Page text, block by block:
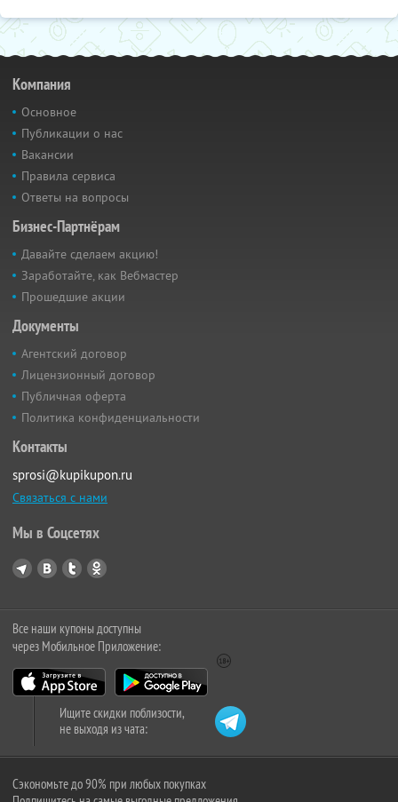
Компания
Основное
Публикации о нас
Вакансии
Правила сервиса
Ответы на вопросы
Бизнес-Партнёрам
Давайте сделаем акцию!
Заработайте, как Вебмастер
Прошедшие акции
Документы
Агентский договор
Лицензионный договор
Публичная оферта
Политика конфиденциальности
Контакты
sprosi@kupikupon.ru
Связаться с нами
Мы в Соцсетях
Все наши купоны доступны
через Мобильное Приложение:
Ищите скидки поблизости,
не выходя из чата:
Сэкономьте до 90% при любых покупках